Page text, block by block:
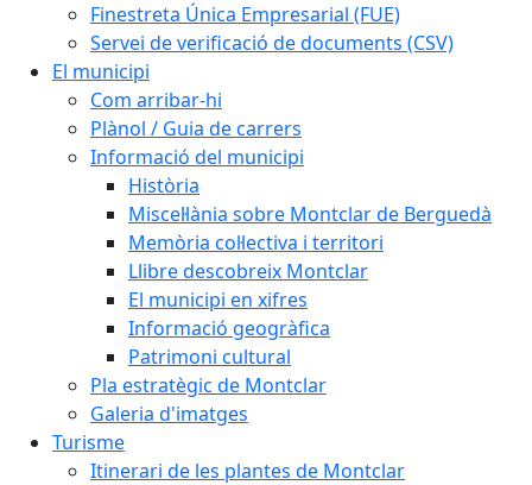
Finestreta Única Empresarial (FUE)
Servei de verificació de documents (CSV)
El municipi
Com arribar-hi
Plànol / Guia de carrers
Informació del municipi
Història
Miscel·lània sobre Montclar de Berguedà
Memòria col·lectiva i territori
Llibre descobreix Montclar
El municipi en xifres
Informació geogràfica
Patrimoni cultural
Pla estratègic de Montclar
Galeria d'imatges
Turisme
Itinerari de les plantes de Montclar